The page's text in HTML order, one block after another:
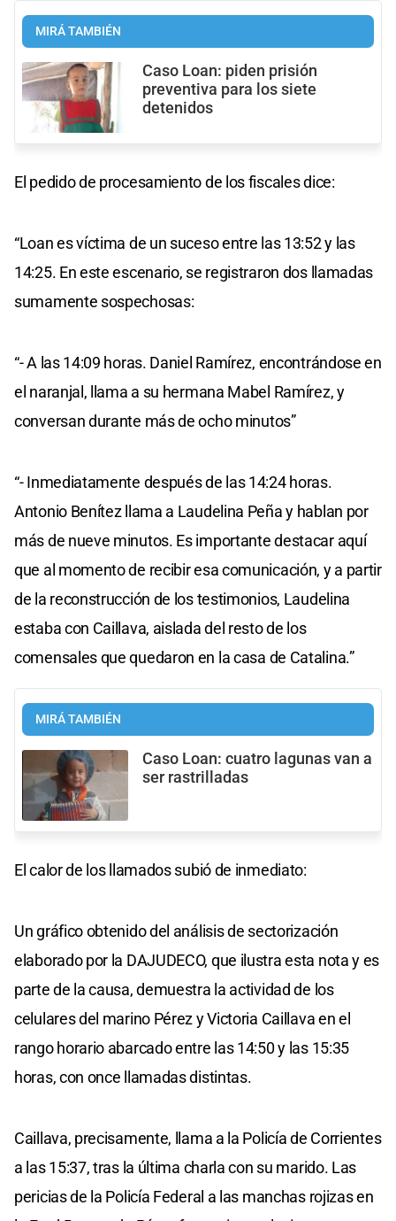
MIRÁ TAMBIÉN
Caso Loan: piden prisión
preventiva para los siete
detenidos
El pedido de procesamiento de los fiscales dice:
“Loan es víctima de un suceso entre las 13:52 y las
14:25. En este escenario, se registraron dos llamadas
sumamente sospechosas:
“- A las 14:09 horas. Daniel Ramírez, encontrándose en
el naranjal, llama a su hermana Mabel Ramírez, y
conversan durante más de ocho minutos”
“- Inmediatamente después de las 14:24 horas.
Antonio Benítez llama a Laudelina Peña y hablan por
más de nueve minutos. Es importante destacar aquí
que al momento de recibir esa comunicación, y a partir
de la reconstrucción de los testimonios, Laudelina
estaba con Caillava, aislada del resto de los
comensales que quedaron en la casa de Catalina.”
MIRÁ TAMBIÉN
Caso Loan: cuatro lagunas van a
ser rastrilladas
El calor de los llamados subió de inmediato:
Un gráfico obtenido del análisis de sectorización
elaborado por la DAJUDECO, que ilustra esta nota y es
parte de la causa, demuestra la actividad de los
celulares del marino Pérez y Victoria Caillava en el
rango horario abarcado entre las 14:50 y las 15:35
horas, con once llamadas distintas.
Caillava, precisamente, llama a la Policía de Corrientes
a las 15:37, tras la última charla con su marido. Las
pericias de la Policía Federal a las manchas rojizas en